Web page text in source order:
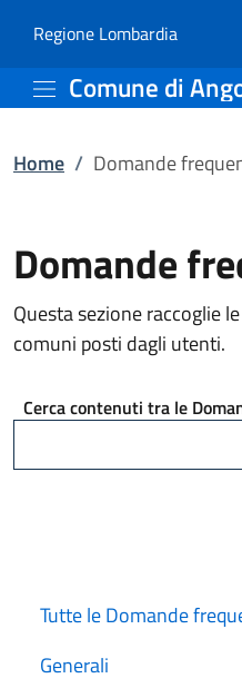
Domande
Regione Lombardia(apre in
Comune di
Home / Domande
Domande
Questa sezione raccoglie
comuni posti dagli utenti.
Cerca contenuti tra le
Tutte le Domande
Generali